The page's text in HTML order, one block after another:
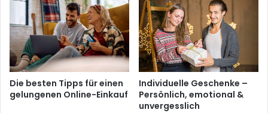
Die besten Tipps für einen
gelungenen Online-Einkauf
Individuelle Geschenke –
Persönlich, emotional &
unvergesslich